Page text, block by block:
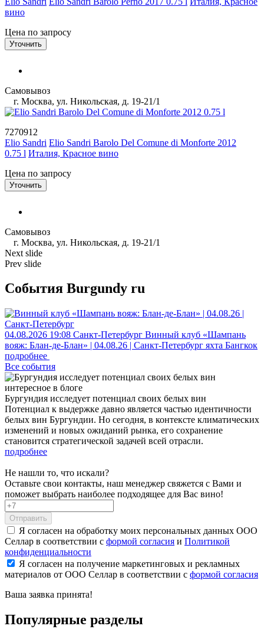
вино
Цена по запросу
Уточнить
Самовывоз
г. Москва, ул. Никольская, д. 19-21/1
7270912
Elio Sandri Elio Sandri Barolo Del Comune di Monforte 2012
0.75 l Италия, Красное вино
Цена по запросу
Уточнить
Самовывоз
г. Москва, ул. Никольская, д. 19-21/1
Next slide
Prev slide
События Burgundy ru
04.08.2026 19:08 Санкт-Петербург Винный клуб «Шампань
вояж: Блан-де-Блан» | 04.08.26 | Санкт-Петербург яхта Бангкок
подробнее
Все события
интересное в блоге
Бургундия исследует потенциал своих белых вин
Потенциал к выдержке давно является частью идентичности
белых вин Бургундии. Но сегодня, в контексте климатических
изменений и новых ожиданий рынка, его сохранение
становится стратегической задачей всей отрасли.
подробнее
Не нашли то, что искали?
Оставьте свои контакты, наш менеджер свяжется с Вами и
поможет выбрать наиболее подходящее для Вас вино!
Отправить
Я согласен на обработку моих персональных данных ООО
Селлар в соответствии с формой согласия и Политикой
конфиденциальности
Я согласен на получение маркетинговых и рекламных
материалов от ООО Селлар в соответствии с формой согласия
Ваша заявка принята!
Популярные разделы